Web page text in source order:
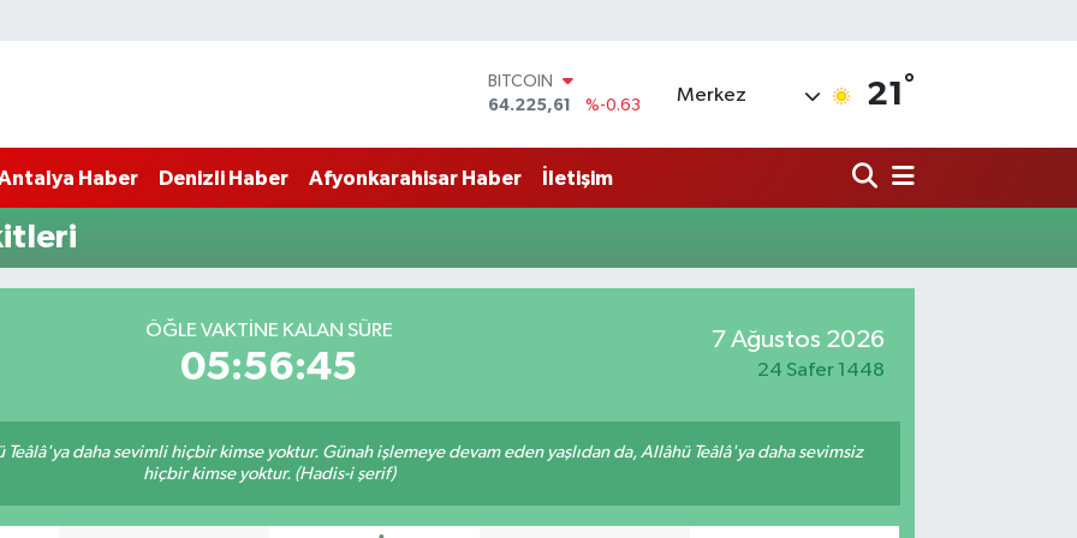
BITCOIN
64.225,61
%-0.63
47,7143
%0.16
EURO
GRAM ALTIN
Merkez 21 °
Haber Denizli Haber Afyonkarahisar Haber İletişim
ÖĞLE VAKTINE KALAN SÜRE
05:56:44
7 Ağustos 2026
24 Safer 1448
daha sevimli hiçbir kimse yoktur. Günah işlemeye devam eden yaşlıdan da, Allâhü Teâlâ'ya daha sevimsiz
hiçbir kimse yoktur. (Hadis-i şerif)